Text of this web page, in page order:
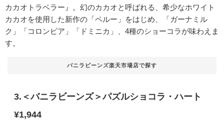
カカオトラベラー』。幻のカカオと呼ばれる、希少なホワイト
カカオを使用した新作の「ペルー」をはじめ、「 ガーナミル
ク」「コロンビア」「ドミニカ」、4種のショーコラが味わえま
す。
バニラビーンズ楽天市場店で探す
3.＜バニラビーンズ＞パズルショコラ・ハート
¥1,944